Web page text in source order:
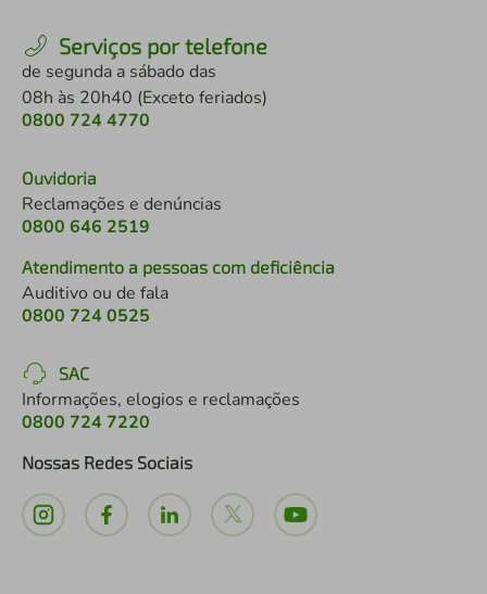
Serviços por telefone
de segunda a sábado das
08h às 20h40 (Exceto feriados)
0800 724 4770
Ouvidoria
Reclamações e denúncias
0800 646 2519
Atendimento a pessoas com deficiência
Auditivo ou de fala
0800 724 0525
SAC
Informações, elogios e reclamações
0800 724 7220
Nossas Redes Sociais